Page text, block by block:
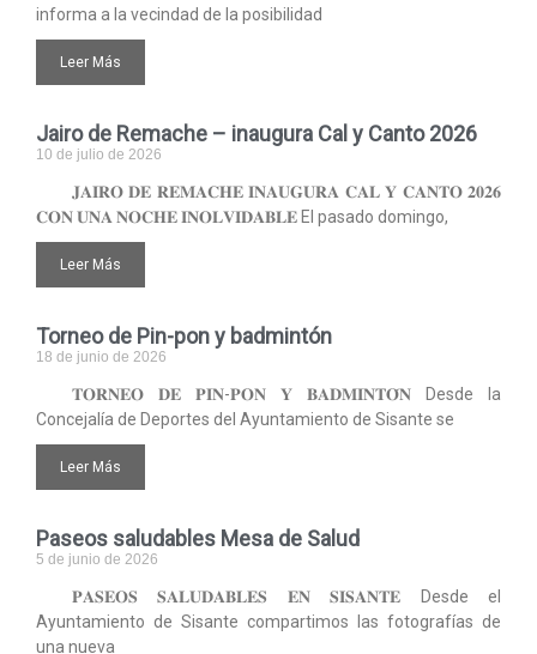
informa a la vecindad de la posibilidad
Leer Más
Jairo de Remache – inaugura Cal y Canto 2026
10 de julio de 2026
𝐉𝐀𝐈𝐑𝐎 𝐃𝐄 𝐑𝐄𝐌𝐀𝐂𝐇𝐄 𝐈𝐍𝐀𝐔𝐆𝐔𝐑𝐀 𝐂𝐀𝐋 𝐘 𝐂𝐀𝐍𝐓𝐎 𝟐𝟎𝟐𝟔
𝐂𝐎𝐍 𝐔𝐍𝐀 𝐍𝐎𝐂𝐇𝐄 𝐈𝐍𝐎𝐋𝐕𝐈𝐃𝐀𝐁𝐋𝐄 El pasado domingo,
Leer Más
Torneo de Pin-pon y badmintón
18 de junio de 2026
𝐓𝐎𝐑𝐍𝐄𝐎 𝐃𝐄 𝐏𝐈𝐍-𝐏𝐎𝐍 𝐘 𝐁𝐀𝐃𝐌𝐈𝐍𝐓𝐎́𝐍 Desde la
Concejalía de Deportes del Ayuntamiento de Sisante se
Leer Más
Paseos saludables Mesa de Salud
5 de junio de 2026
𝐏𝐀𝐒𝐄𝐎𝐒 𝐒𝐀𝐋𝐔𝐃𝐀𝐁𝐋𝐄𝐒 𝐄𝐍 𝐒𝐈𝐒𝐀𝐍𝐓𝐄 Desde el
Ayuntamiento de Sisante compartimos las fotografías de
una nueva